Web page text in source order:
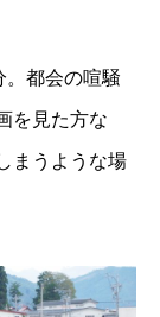
都会の喧騒
を見た方な
まうような場